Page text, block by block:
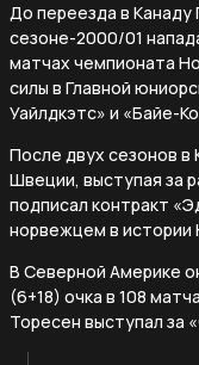
До переезда в Канаду
сезоне-2000/01
матчах чемпионата
силы в Главной
Уайлдкэтс» и «Байе-
После двух сезонов в
Швеции, выступая за
подписал контракт
норвежцем в истории
В Северной Америке
(6+18) очка в 108
Торесен выступал за